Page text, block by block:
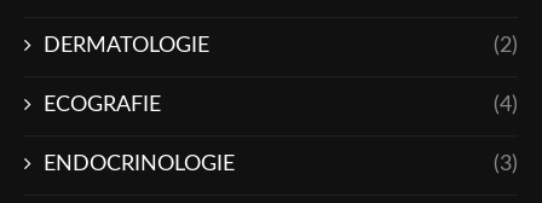
DERMATOLOGIE (2)
ECOGRAFIE (4)
ENDOCRINOLOGIE (3)